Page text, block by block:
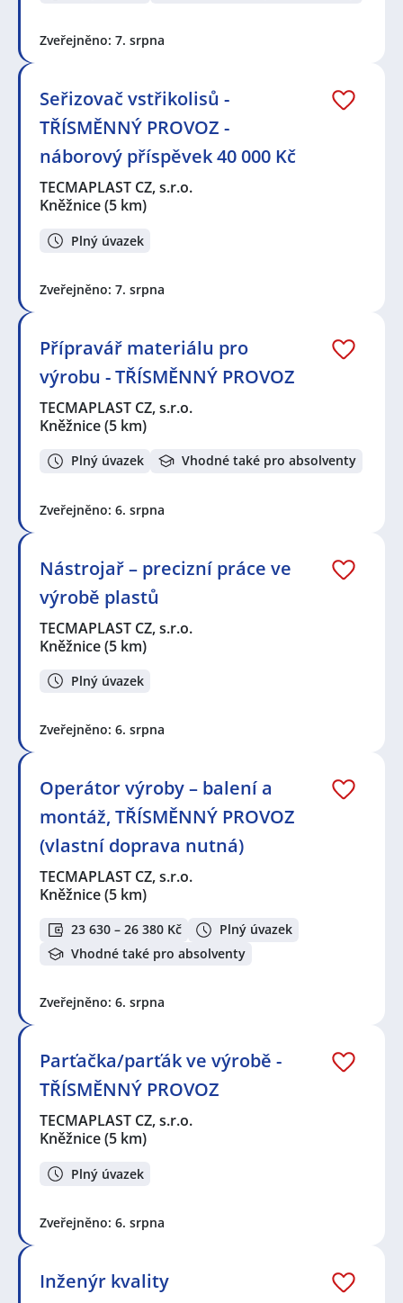
Zveřejněno: 7. srpna
Seřizovač vstřikolisů -
TŘÍSMĚNNÝ PROVOZ -
náborový příspěvek 40 000 Kč
TECMAPLAST CZ, s.r.o.
Kněžnice(5 km)
Plný úvazek
Zveřejněno: 7. srpna
Přípravář materiálu pro
výrobu - TŘÍSMĚNNÝ PROVOZ
TECMAPLAST CZ, s.r.o.
Kněžnice(5 km)
Plný úvazek Vhodné také pro absolventy
Zveřejněno: 6. srpna
Nástrojař – precizní práce ve
výrobě plastů
TECMAPLAST CZ, s.r.o.
Kněžnice(5 km)
Plný úvazek
Zveřejněno: 6. srpna
Operátor výroby – balení a
montáž, TŘÍSMĚNNÝ PROVOZ
(vlastní doprava nutná)
TECMAPLAST CZ, s.r.o.
Kněžnice(5 km)
23 630 – 26 380 Kč
Plný úvazek
Vhodné také pro absolventy
Zveřejněno: 6. srpna
Parťačka/parťák ve výrobě -
TŘÍSMĚNNÝ PROVOZ
TECMAPLAST CZ, s.r.o.
Kněžnice(5 km)
Plný úvazek
Zveřejněno: 6. srpna
Inženýr kvality